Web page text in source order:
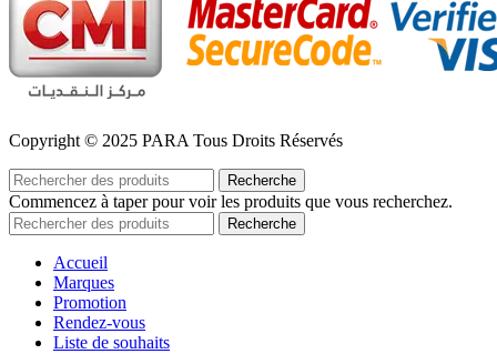
Copyright © 2025 PARA Tous Droits Réservés
Recherche
Commencez à taper pour voir les produits que vous recherchez.
Recherche
Accueil
Marques
Promotion
Rendez-vous
Liste de souhaits